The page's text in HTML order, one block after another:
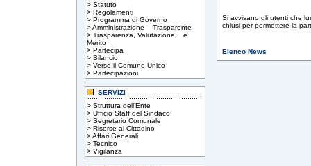
> Statuto
> Regolamenti
> Programma di Governo
>Amministrazione Trasparente
> Trasparenza, Valutazione e
Merito
> Partecipa
> Bilancio
> Verso il Comune Unico
> Partecipazioni
SERVIZI
> Struttura dell'Ente
> Ufficio Staff del Sindaco
> Segretario Comunale
> Risorse al Cittadino
>Affari Generali
> Tecnico
> Vigilanza
Si avvisano gli utenti che
chiusi per permettere la
Elenco News